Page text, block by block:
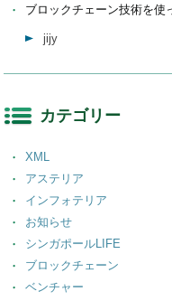
ブロックチェーン技術を使
jijy
カテゴリー
XML
アステリア
インフォテリア
お知らせ
シンガポールLIFE
ブロックチェーン
ベンチャー